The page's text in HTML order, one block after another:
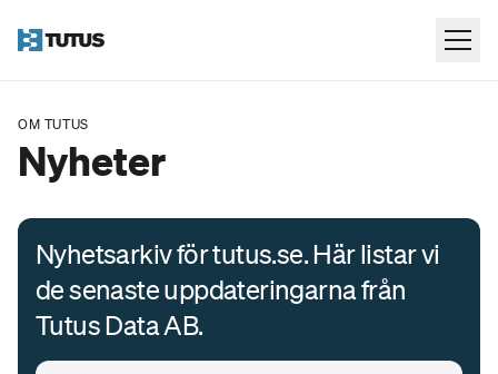
OM TUTUS
Nyheter
Nyhetsarkiv för tutus.se. Här listar vi
de senaste uppdateringarna från
Tutus Data AB.